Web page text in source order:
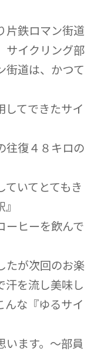
片鉄ロマン街道
サイクリング部
街道は、かつて
してできたサイ
往復４８キロの
いてとてもき
ーヒーを飲んで
たが次回のお楽
汗を流し美味し
んな『ゆるサイ
います。～部員